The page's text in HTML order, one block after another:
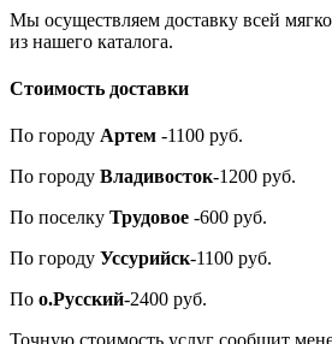
Мы осуществляем доставку всей
из нашего каталога.
Стоимость доставки
По городу Артем -1100 руб.
По городу Владивосток-1200 руб.
По поселку Трудовое -600 руб.
По городу Уссурийск-1100 руб.
По о.Русский-2400 руб.